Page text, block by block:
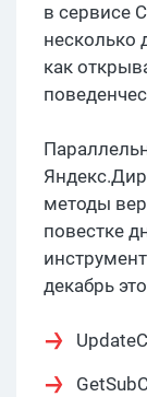
в сервисе
несколько
как
методы
повестке
декабрь